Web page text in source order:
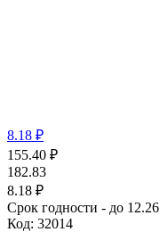
8.18 ₽
155.40 ₽
182.83
8.18 ₽
Срок годности - до 12.26
Код: 32014